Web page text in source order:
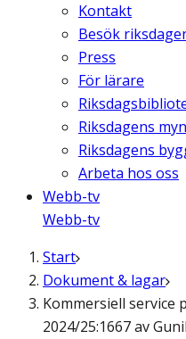
Kontakt
Besök
Press
För lärare
Riksdagens
Riksdagens
Arbeta hos oss
Webb-tv
Webb-tv
Start
Dokument & lagar
Kommersiell service
2024/25:1667 av